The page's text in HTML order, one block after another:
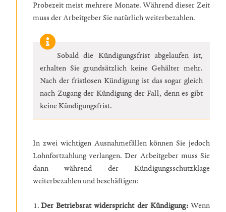
Probezeit meist mehrere Monate. Während dieser Zeit
muss der Arbeitgeber Sie natürlich weiterbezahlen.
Sobald die Kündigungsfrist abgelaufen ist,
erhalten Sie grundsätzlich keine Gehälter mehr.
Nach der fristlosen Kündigung ist das sogar gleich
nach Zugang der Kündigung der Fall, denn es gibt
keine Kündigungsfrist.
In zwei wichtigen Ausnahmefällen können Sie jedoch
Lohnfortzahlung verlangen. Der Arbeitgeber muss Sie
dann während der Kündigungsschutzklage
weiterbezahlen und beschäftigen:
Der Betriebsrat widerspricht der Kündigung: Wenn